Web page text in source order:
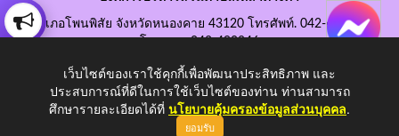
อำเภอโพนพิสัย จังหวัดหนองคาย 43120 โทรศัพท์. 042-490845
โทรสาร. 042-490846
อีเมลกลาง. saraban@laotangkham.go.th
เว็บไซต์ของเราใช้คุกกี้เพื่อพัฒนาประสิทธิภาพ และ
ประสบการณ์ที่ดีในการใช้เว็บไซต์ของท่าน ท่านสามารถ
ศึกษารายละเอียดได้ที่ นโยบายคุ้มครองข้อมูลส่วนบุคคล.
ยอมรับ